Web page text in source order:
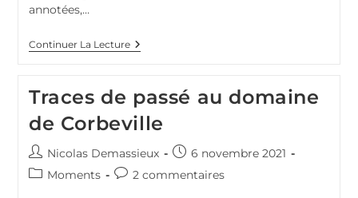
annotées,…
Continuer La Lecture1914-
Guerre
Et
Armistice
Dans
Les
Carnets
De
Traces de passé au domaine
de Corbeville
Auteur/autrice
de
Nicolas Demassieux
Publication
publiée :
6 novembre 2021
PostMoments
Commentaires
2 commentaires